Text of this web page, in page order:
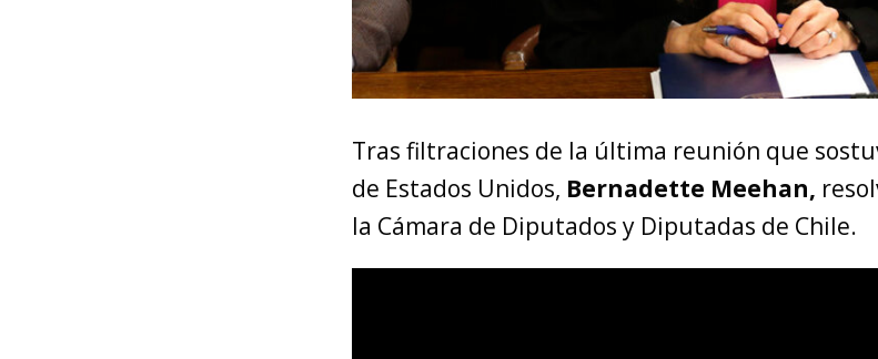
Tras filtraciones de la última reunión que
de Estados Unidos, Bernadette Meehan,
la Cámara de Diputados y Diputadas de Chile.